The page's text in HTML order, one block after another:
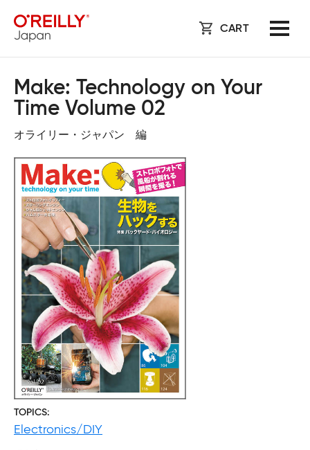
CART
Make: Technology on Your
Time Volume 02
オライリー・ジャパン 編
TOPICS
Electronics/DIY